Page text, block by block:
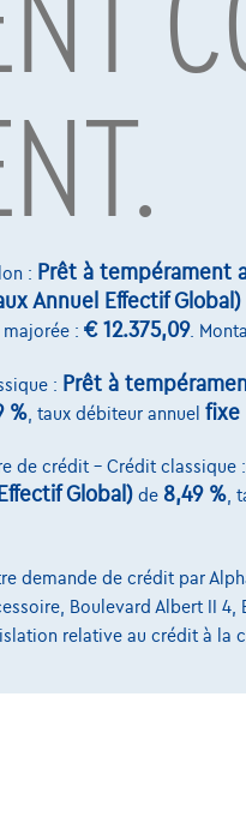
dernière
40.689
: Prêt à tempérament
Annuel Effectif Global)
majorée : € 12.375,09.
: Prêt à
% , taux débiteur annuel fixe
de crédit – Crédit classique
Global) de 8,49 %,
demande de crédit par
Boulevard Albert II 4,
relative au crédit à
Contact